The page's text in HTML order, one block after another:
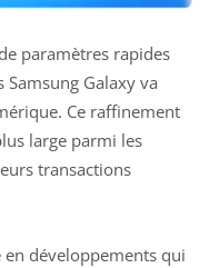
paramètres rapides
Galaxy va
Ce raffinement
large parmi les
transactions
en développements qui